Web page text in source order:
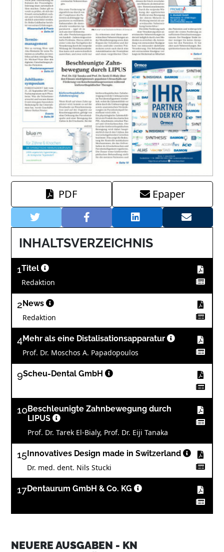
PDF Epaper
INHALTSVERZEICHNIS
1Titel
Redaktion
2 News
Redaktion
4Mehr als eine Distalisationsapparatur
Prof. Dr. Moschos A. Papadopoulos
9Scheu-Dental GmbH
10Beschleunigte Zahnbewegung durch
LIPUS
Prof. Dr. Tarek El-Bialy, Prof. Dr. Eiji Tanaka
15 Innovatives Design made in Switzerland
Dr. med. dent. Nils Stucki
17Dentaurum GmbH & Co. KG
NEUERE AUSGABEN - KN